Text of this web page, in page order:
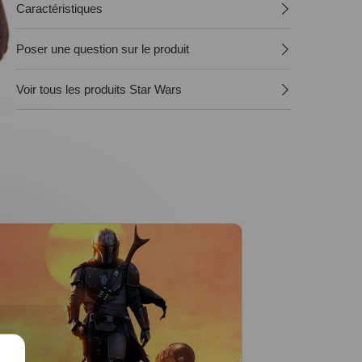
Caractéristiques
Poser une question sur le produit
Voir tous les produits Star Wars